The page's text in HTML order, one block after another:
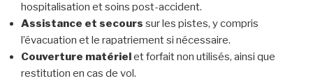
hospitalisation et soins post-accident.
Assistance et secours sur les pistes, y compris
l’évacuation et le rapatriement si nécessaire.
Couverture matériel et forfait non utilisés, ainsi que
restitution en cas de vol.